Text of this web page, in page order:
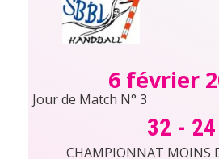
6 février
Jour de Match N° 3
32 - 24
CHAMPIONNAT MOINS